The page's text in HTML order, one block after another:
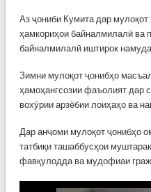
Аз ҷониби Кумита дар
ҳамкориҳои байналмилалӣ ва
байналмилалӣ иштирок
Зимни мулоқот ҷонибҳо
ҳамоҳангсозии фаъолият дар
вохӯрии арзёбии лоиҳаҳо ва
Дар анҷоми мулоқот ҷонибҳо
татбиқи ташаббусҳои
фавқулодда ва мудофиаи